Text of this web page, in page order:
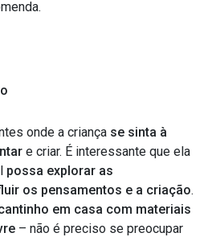
onde a criança se sinta à
e criar. É interessante que ela
possa explorar as
os pensamentos e a criação.
em casa com materiais
– não é preciso se preocupar